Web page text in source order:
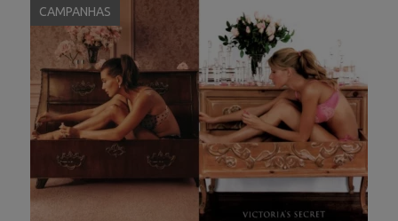
CAMPANHAS